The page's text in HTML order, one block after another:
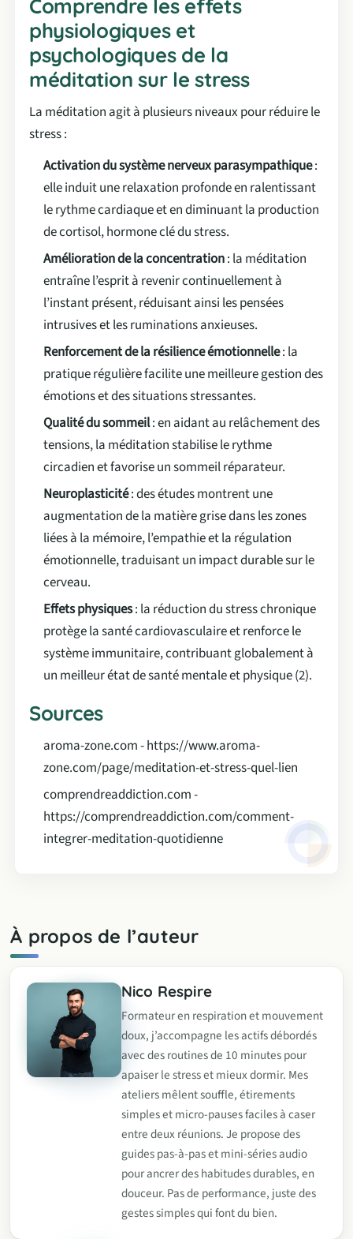
Comprendre les effets
physiologiques et
psychologiques de la
méditation sur le stress
La méditation agit à plusieurs niveaux pour réduire le
stress :
Activation du système nerveux parasympathique:
elle induit une relaxation profonde en ralentissant
le rythme cardiaque et en diminuant la production
de cortisol, hormone clé du stress.
Amélioration de la concentration: la méditation
entraîne l’esprit à revenir continuellement à
l’instant présent, réduisant ainsi les pensées
intrusives et les ruminations anxieuses.
Renforcement de la résilience émotionnelle: la
pratique régulière facilite une meilleure gestion des
émotions et des situations stressantes.
Qualité du sommeil: en aidant au relâchement des
tensions, la méditation stabilise le rythme
circadien et favorise un sommeil réparateur.
Neuroplasticité: des études montrent une
augmentation de la matière grise dans les zones
liées à la mémoire, l’empathie et la régulation
émotionnelle, traduisant un impact durable sur le
cerveau.
Effets physiques: la réduction du stress chronique
protège la santé cardiovasculaire et renforce le
système immunitaire, contribuant globalement à
un meilleur état de santé mentale et physique (2).
Sources
aroma-zone.com - https://www.aroma-
zone.com/page/meditation-et-stress-quel-lien
comprendreaddiction.com -
https://comprendreaddiction.com/comment-
integrer-meditation-quotidienne
À propos de l’auteur
Nico Respire
Formateur en respiration et mouvement
doux, j’accompagne les actifs débordés
avec des routines de 10 minutes pour
apaiser le stress et mieux dormir. Mes
ateliers mêlent souffle, étirements
simples et micro-pauses faciles à caser
entre deux réunions. Je propose des
guides pas-à-pas et mini-séries audio
pour ancrer des habitudes durables, en
douceur. Pas de performance, juste des
gestes simples qui font du bien.